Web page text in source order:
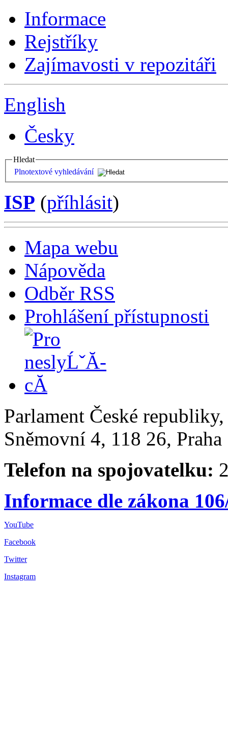
Informace
Rejstříky
Zajímavosti v repozitáři
English
Česky
Hledat
Plnotextové vyhledávání
ISP (příhlásit)
Mapa webu
Nápověda
Odběr RSS
Prohlášení přístupnosti
Parlament České
Sněmovní 4, 118 26,
Telefon na spojovatelku:
Informace dle zákona
YouTube
Facebook
Twitter
Instagram